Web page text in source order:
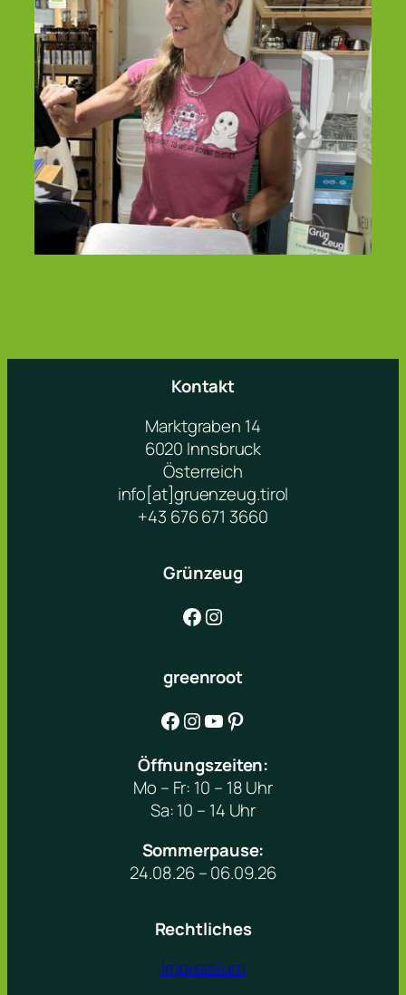
Kontakt
Marktgraben 14
6020 Innsbruck
Österreich
info[at]gruenzeug.tirol
+43 676 671 3660
Grünzeug
Facebook Instagram
greenroot
Facebook Instagram YouTube Pinterest
Öffnungszeiten:
Mo – Fr: 10 – 18 Uhr
Sa: 10 – 14 Uhr
Sommerpause:
24.08.26 – 06.09.26
Rechtliches
Impressum